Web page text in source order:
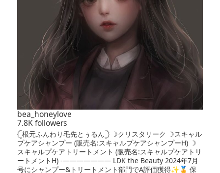
bea_honeylove
7.8K followers
𓊆根元ふんわり毛先とぅるん𓊇 ☽クリスタリーク ☽スキャル
プケアシャンプー (販売名:スキャルプケアシャンプーH) ☽
スキャルプケアトリートメント (販売名:スキャルプケアトリ
ートメントH) -——————— LDK the Beauty 2024年7月
号にシャンプー&トリートメント部門でA評価獲得✨️🏅 保